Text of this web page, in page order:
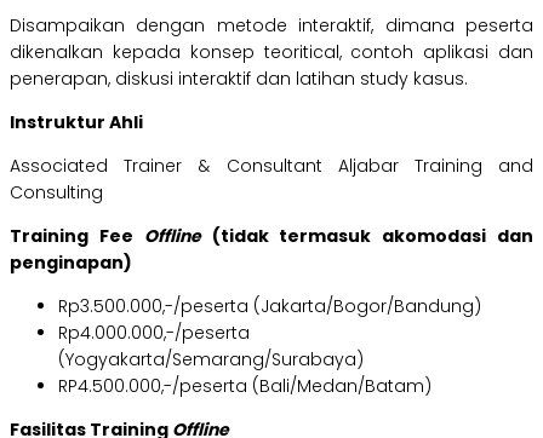
Disampaikan dengan metode interaktif, dimana peserta
dikenalkan kepada konsep teoritical, contoh aplikasi dan
penerapan, diskusi interaktif dan latihan study kasus.
Instruktur Ahli
Associated Trainer & Consultant Aljabar Training and
Consulting
Training Fee Offline(tidak termasuk akomodasi dan
penginapan)
Rp3.500.000,-/peserta (Jakarta/Bogor/Bandung)
Rp4.000.000,-/peserta
(Yogyakarta/Semarang/Surabaya)
RP4.500.000,-/peserta (Bali/Medan/Batam)
Fasilitas Training Offline